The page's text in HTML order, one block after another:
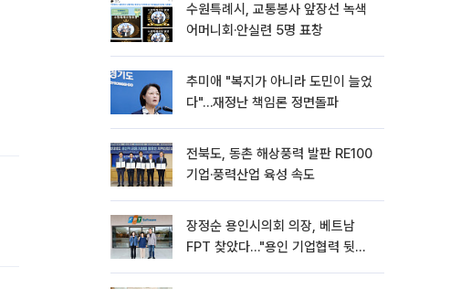
수원특례시, 교통봉사 앞장선 녹색
어머니회·안실련 5명 표창
추미애 "복지가 아니라 도민이 늘었
다"…재정난 책임론 정면돌파
전북도, 동촌 해상풍력 발판 RE100
기업·풍력산업 육성 속도
장정순 용인시의회 의장, 베트남
FPT 찾았다…"용인 기업협력 뒷받